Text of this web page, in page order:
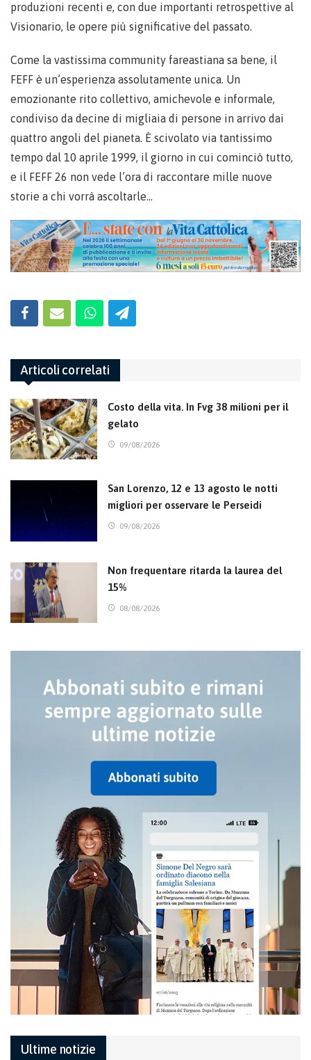
produzioni recenti e, con due importanti retrospettive al
Visionario, le opere più significative del passato.
Come la vastissima community fareastiana sa bene, il
FEFF è un’esperienza assolutamente unica. Un
emozionante rito collettivo, amichevole e informale,
condiviso da decine di migliaia di persone in arrivo dai
quattro angoli del pianeta. È scivolato via tantissimo
tempo dal 10 aprile 1999, il giorno in cui cominciò tutto,
e il FEFF 26 non vede l’ora di raccontare mille nuove
storie a chi vorrà ascoltarle…
Articoli correlati
Costo della vita. In Fvg 38 milioni per il
gelato
09/08/2026
San Lorenzo, 12 e 13 agosto le notti
migliori per osservare le Perseidi
09/08/2026
Non frequentare ritarda la laurea del
15%
08/08/2026
Ultime notizie